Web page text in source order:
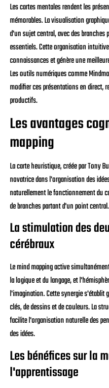
Les cartes mentales rendent les
mémorables. La visualisation
d'un sujet central, avec des
essentiels. Cette organisation
connaissances et génère une
Les outils numériques comme
modifier ces présentations en direct,
productifs.
Les avantages
mapping
La carte heuristique, créée par Tony
novatrice dans l'organisation des
naturellement le fonctionnement du
de branches partant d'un point central.
La stimulation des
cérébraux
Le mind mapping active
la logique et du langage, et
l'imagination. Cette synergie
clés, de dessins et de couleurs. La
facilite l'organisation naturelle des
des idées.
Les bénéfices sur la
l'apprentissage